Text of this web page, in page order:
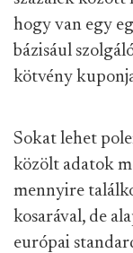
hogy van egy
bázisául
kötvény
Sokat lehet
közölt adatok
mennyire
kosarával, de
európai